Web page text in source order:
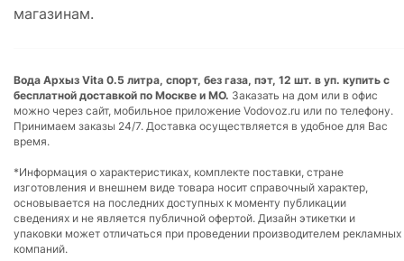
магазинам.
Вода Архыз Vita 0.5 литра, спорт, без газа, пэт, 12 шт. в уп. купить с
бесплатной доставкой по Москве и МО. Заказать на дом или в офис
можно через сайт, мобильное приложение Vodovoz.ru или по телефону.
Принимаем заказы 24/7. Доставка осуществляется в удобное для Вас
время.
*Информация о характеристиках, комплекте поставки, стране
изготовления и внешнем виде товара носит справочный характер,
основывается на последних доступных к моменту публикации
сведениях и не является публичной офертой. Дизайн этикетки и
упаковки может отличаться при проведении производителем рекламных
компаний.